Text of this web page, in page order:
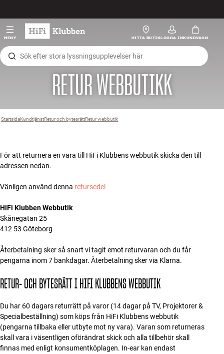
MENY HITTA BUTIKLOGGA INKUNDVAGN
HiFi
Högtalare
Skivspelare
Hörlurar
TV
System
Kablar
Tillbehör
INSPIRATION
MÄRKEN
NYHETER
ERBJUDANDEN
Startsida ›
Kundtjänst ›
Retur och bytesrätt ›
Retur webbutik
RETUR WEBBUTIKK
För att returnera en vara till HiFi Klubbens webbutik skicka den till
adressen nedan.
Vänligen använd denna retursedel
HiFi Klubben Webbutik
Skånegatan 25
412 53 Göteborg
Återbetalning sker så snart vi tagit emot returvaran och du får
pengarna inom 7 bankdagar. Återbetalning sker via Klarna.
RETUR- OCH BYTESRÄTT I HIFI KLUBBENS WEBBUTIK
Du har 60 dagars returrätt på varor (14 dagar på TV, Projektorer &
Specialbeställning) som köps från HiFi Klubbens webbutik
(pengarna tillbaka eller utbyte mot ny vara). Varan som returneras
skall vara i väsentligen oförändrat skick och alla tillbehör skall
finnas med enligt konsumentköplagen. In-ear kan endast